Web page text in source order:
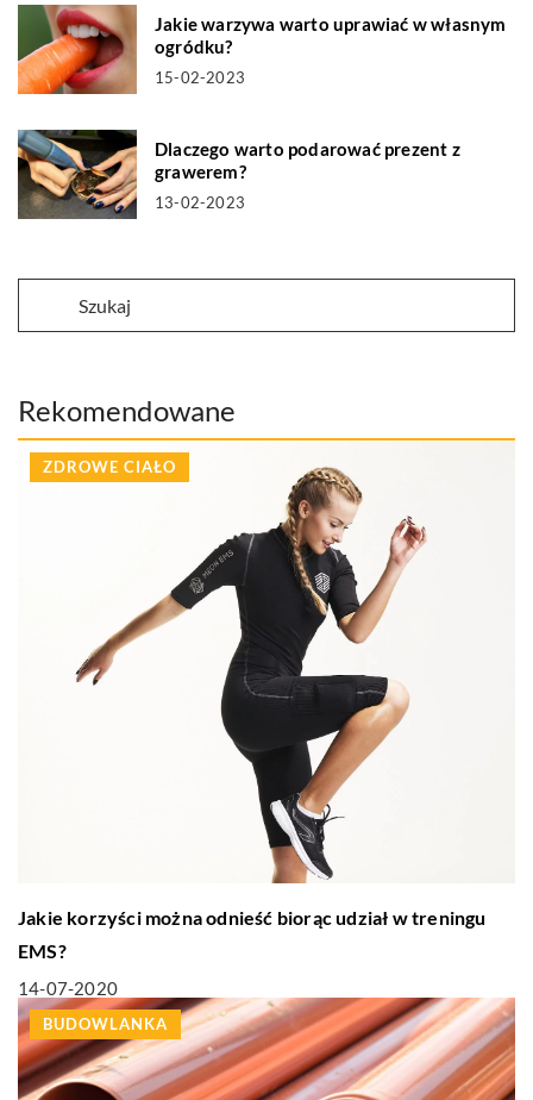
Jakie warzywa warto uprawiać w własnym
ogródku?
15-02-2023
Dlaczego warto podarować prezent z
grawerem?
13-02-2023
Rekomendowane
ZDROWE CIAŁO
Jakie korzyści można odnieść biorąc udział w treningu
EMS?
14-07-2020
BUDOWLANKA